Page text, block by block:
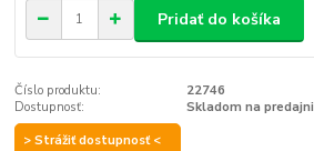
Pridať do košíka
Číslo produktu:
22746
Dostupnosť:
Skladom na predajni
> Strážiť dostupnosť <